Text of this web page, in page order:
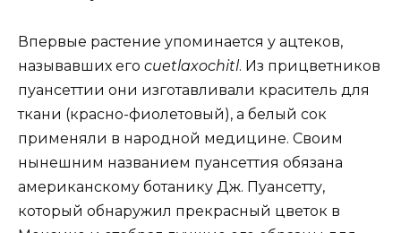
Впервые растение упоминается у ацтеков,
называвших его cuetlaxochitl. Из прицветников
пуансеттии они изготавливали краситель для
ткани (красно-фиолетовый), а белый сок
применяли в народной медицине. Своим
нынешним названием пуансеттия обязана
американскому ботанику Дж. Пуансетту,
который обнаружил прекрасный цветок в